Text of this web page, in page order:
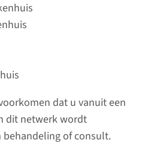
dat u vanuit een
dit netwerk wordt
behandeling of consult.
hematologische
werken
in de regio samen
de
zorg te leveren
met een
aandoening.